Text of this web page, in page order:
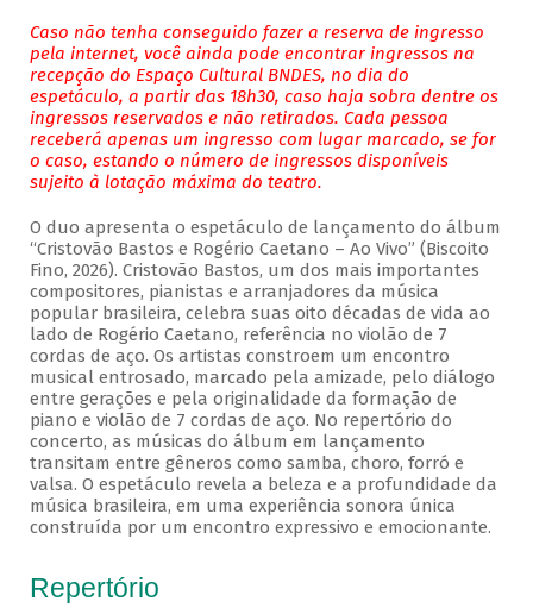
Caso não tenha conseguido fazer a reserva de ingresso
pela internet, você ainda pode encontrar ingressos na
recepção do Espaço Cultural BNDES, no dia do
espetáculo, a partir das 18h30, caso haja sobra dentre os
ingressos reservados e não retirados. Cada pessoa
receberá apenas um ingresso com lugar marcado, se for
o caso, estando o número de ingressos disponíveis
sujeito à lotação máxima do teatro.
O duo apresenta o espetáculo de lançamento do álbum
“Cristovão Bastos e Rogério Caetano – Ao Vivo” (Biscoito
Fino, 2026). Cristovão Bastos, um dos mais importantes
compositores, pianistas e arranjadores da música
popular brasileira, celebra suas oito décadas de vida ao
lado de Rogério Caetano, referência no violão de 7
cordas de aço. Os artistas constroem um encontro
musical entrosado, marcado pela amizade, pelo diálogo
entre gerações e pela originalidade da formação de
piano e violão de 7 cordas de aço. No repertório do
concerto, as músicas do álbum em lançamento
transitam entre gêneros como samba, choro, forró e
valsa. O espetáculo revela a beleza e a profundidade da
música brasileira, em uma experiência sonora única
construída por um encontro expressivo e emocionante.
Repertório